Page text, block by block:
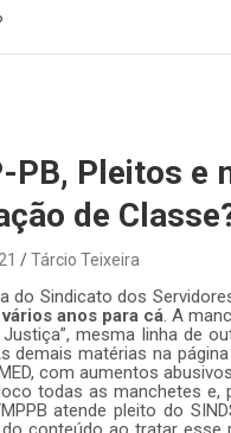
PB, Pleitos e
de
Tárcio Teixeira
do Sindicato dos
anos para cá. A
mesma linha de
demais matérias na
com aumentos
todas as manchetes e,
atende pleito do